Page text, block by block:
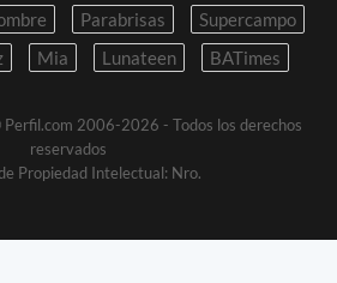
Parabrisas
Supercampo
Mia Lunateen BATimes
Perfil.com 2006-2026 - Todos los derechos
reservados
Propiedad Intelectual: Nro.